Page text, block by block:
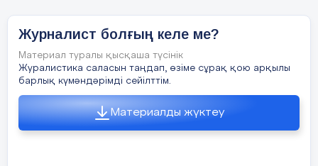
Халықтың жанында жүрген,халықты
қолдаған адам-ешқашан
қателеспейді.Сондықтан да,мен халық
үшін жұмыс жасағым келеді.Бұл –
журналистиканы таңдағанымның ең басты
себебі.
азамат болуы тиіс. Қорытындылай келе,
келешекте журналистика саласының нағыз
маманы болып, елім үшін, халқым үшін
шынайы шындықтың туын желбіретемін.
Журналист болғың келе ме?
Материал туралы қысқаша түсінік
Журалистика саласын таңдап, өзіме сұрақ қою арқылы
барлық күмәндәрімді сейілттім.
Материалды жүктеу